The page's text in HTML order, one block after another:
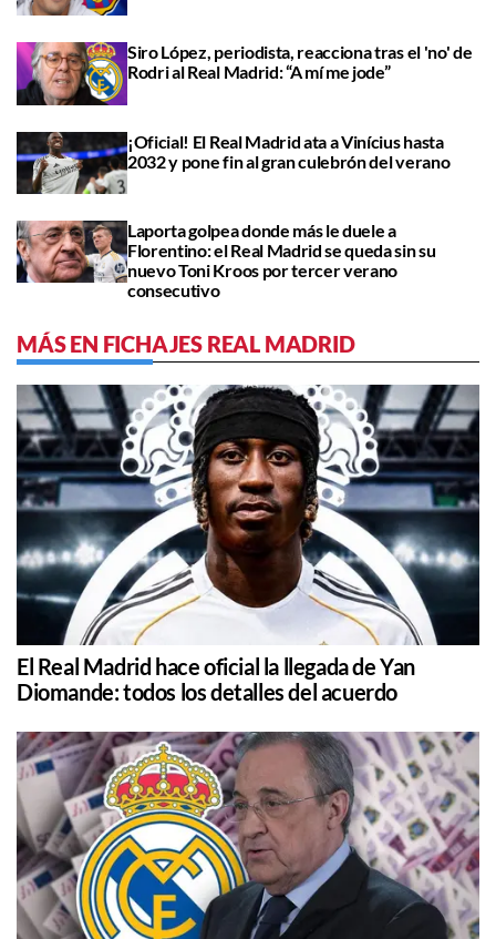
Siro López, periodista, reacciona tras el 'no' de
Rodri al Real Madrid: “A mí me jode”
¡Oficial! El Real Madrid ata a Vinícius hasta
2032 y pone fin al gran culebrón del verano
Laporta golpea donde más le duele a
Florentino: el Real Madrid se queda sin su
nuevo Toni Kroos por tercer verano
consecutivo
MÁS EN FICHAJES REAL MADRID
El Real Madrid hace oficial la llegada de Yan
Diomande: todos los detalles del acuerdo